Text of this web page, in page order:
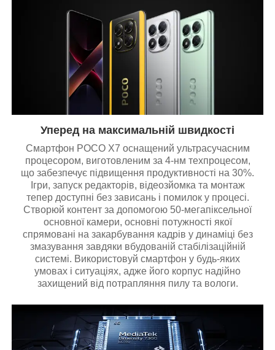
Уперед на максимальній швидкості
Смартфон POCO X7 оснащений ультрасучасним
процесором, виготовленим за 4-нм техпроцесом,
що забезпечує підвищення продуктивності на 30%.
Ігри, запуск редакторів, відеозйомка та монтаж
тепер доступні без зависань і помилок у процесі.
Створюй контент за допомогою 50-мегапіксельної
основної камери, основні потужності якої
спрямовані на закарбування кадрів у динаміці без
змазування завдяки вбудованій стабілізаційній
системі. Використовуй смартфон у будь-яких
умовах і ситуаціях, адже його корпус надійно
захищений від потрапляння пилу та вологи.